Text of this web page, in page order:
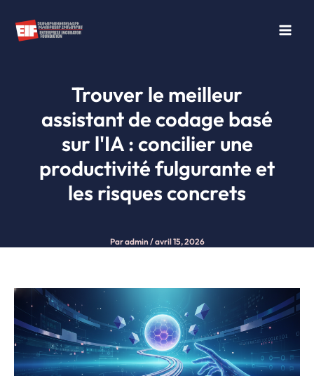
contenu
Trouver le meilleur
assistant de codage basé
sur l'IA : concilier une
productivité fulgurante et
les risques concrets
Paradmin /avril 15, 2026